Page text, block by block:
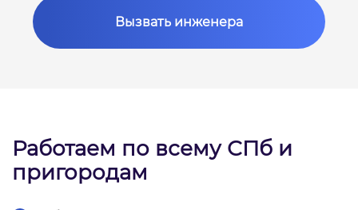
Вызвать инженера
Работаем по всему СПб и
пригородам